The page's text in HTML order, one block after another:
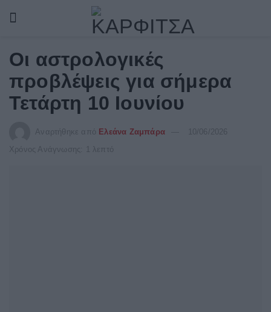
Οι αστρολογικές
προβλέψεις για σήμερα
Τετάρτη 10 Ιουνίου
Αναρτήθηκε από Ελεάνα Ζαμπάρα
10/06/2026
Χρόνος Ανάγνωσης: 1 λεπτό